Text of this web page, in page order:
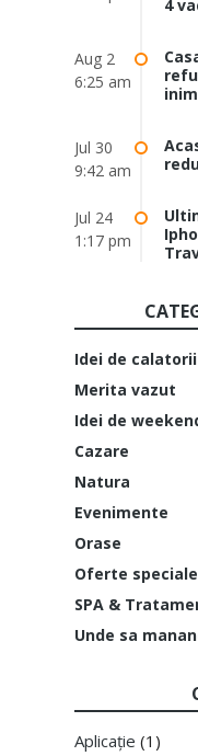
4
Aug 2
6:25 am
Jul 30
9:42 am
Jul 24
1:17 pm
Idei de calatorii
Merita vazut
Idei de
Cazare
Natura
Evenimente
Orase
Oferte speciale
SPA &
Unde sa
Aplicație (1)